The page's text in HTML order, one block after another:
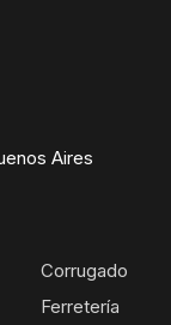
Aires
Corrugado
Ferretería